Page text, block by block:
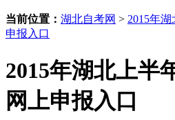
当前位置： 湖北自考网 > 2015年
申报入口
2015年湖北上半
网上申报入口